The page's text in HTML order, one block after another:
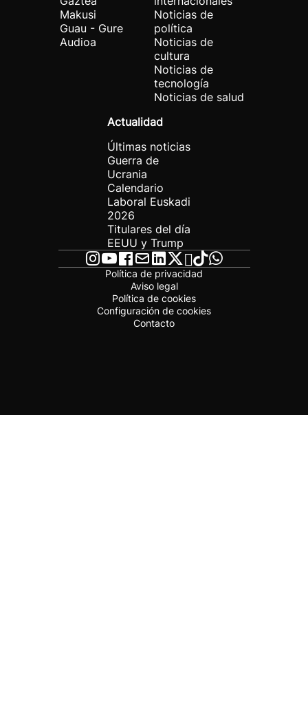
Makusi
Guau - Gure
Audioa
Noticias de
política
Noticias de
cultura
Noticias de
tecnología
Noticias de salud
Actualidad
Últimas noticias
Guerra de
Ucrania
Calendario
Laboral Euskadi
2026
Titulares del día
EEUU y Trump
Política de privacidad
Aviso legal
Política de cookies
Configuración de cookies
Contacto